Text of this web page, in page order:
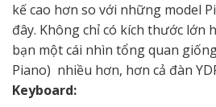
kế cao hơn so với những model
đây. Không chỉ có kích thước lớn
bạn một cái nhìn tổng quan
Piano) nhiều hơn, hơn cả đàn
Keyboard: